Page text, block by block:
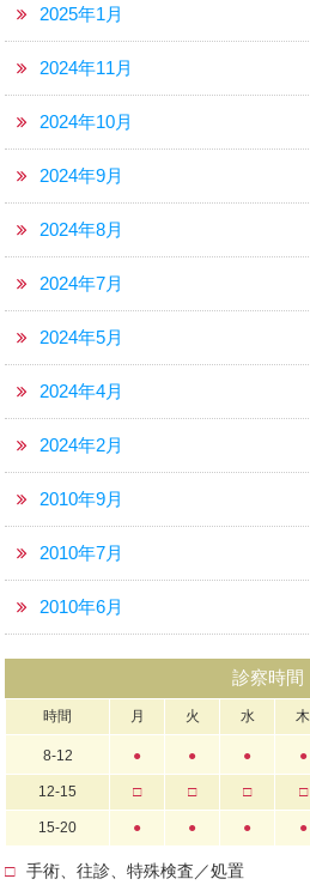
2025年1月
2024年11月
2024年10月
2024年9月
2024年8月
2024年7月
2024年5月
2024年4月
2024年2月
2010年9月
2010年7月
2010年6月
診察時間
時間 月 火 水 木
8-12 ● ● ● ●
12-15 □ □ □ □
15-20 ● ● ● ●
□
手術、往診、特殊検査／処置